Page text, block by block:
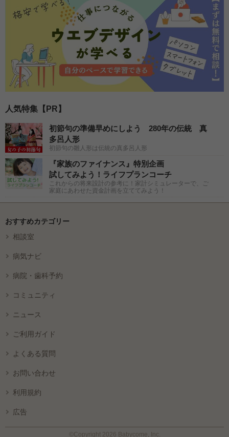
人気特集【PR】
初節句の準備早めにしよう 280年の伝統 真
多呂人形
初節句の雛人形は伝統の真多呂人形
『家族のファイナンス』特別企画
試してみよう！ライフプランコーチ
これからの将来設計の参考に！家計シミュレーターで、ご
家庭にあわせた資金計画を立ててみよう！
おすすめカテゴリー
相談室
病気ナビ
病院・歯科予約
コミュニティ
ニュース
ご利用ガイド
よくある質問
お問い合わせ
利用規約
広告
©Copyright 2026 Babycome, Inc.